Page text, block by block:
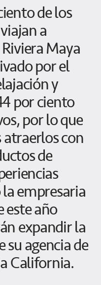
de los
a
Maya
por el
y
por ciento
por lo que
con
de
empresaria
este año
expandir la
su agencia de
California.